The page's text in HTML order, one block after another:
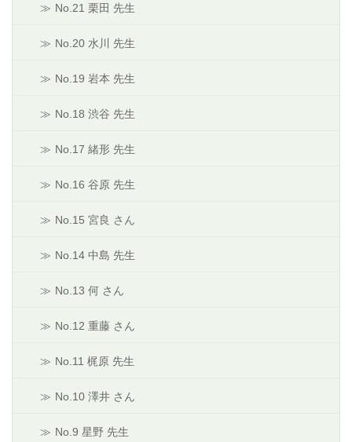
No.21 栗田 先生
No.20 水川 先生
No.19 岩本 先生
No.18 渋谷 先生
No.17 緒形 先生
No.16 谷原 先生
No.15 宮良 さん
No.14 中島 先生
No.13 何 さん
No.12 重藤 さん
No.11 梶原 先生
No.10 澤井 さん
No.9 星野 先生